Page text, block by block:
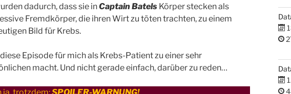
dadurch, dass sie inCaptain Batels Körper stecken als
Fremdkörper, die ihren Wirt zu töten trachten, zu einem
Bild für Krebs.
Episode für mich als Krebs-Patient zu einer sehr
macht. Und nicht gerade einfach, darüber zu reden…